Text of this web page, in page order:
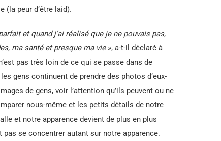
(la peur d’être laid).
et quand j’ai réalisé que je ne pouvais pas,
ma santé et presque ma vie», a-t-il déclaré à
pas très loin de ce qui se passe dans de
gens continuent de prendre des photos d’eux-
de gens, voir l’attention qu’ils peuvent ou ne
nous-même et les petits détails de notre
et notre apparence devient de plus en plus
pas se concentrer autant sur notre apparence.